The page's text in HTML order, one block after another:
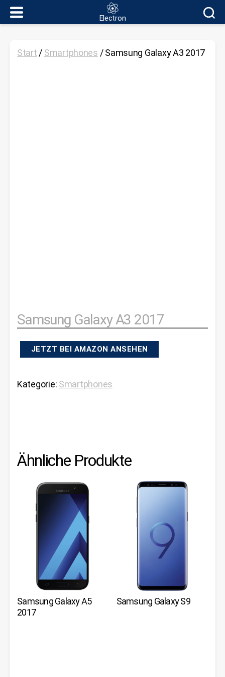
Electron
Electron
Start / Smartphones / Samsung Galaxy A3 2017
Samsung Galaxy A3 2017
JETZT BEI AMAZON ANSEHEN
Kategorie: Smartphones
Ähnliche Produkte
Samsung Galaxy A5
2017
Samsung Galaxy S9